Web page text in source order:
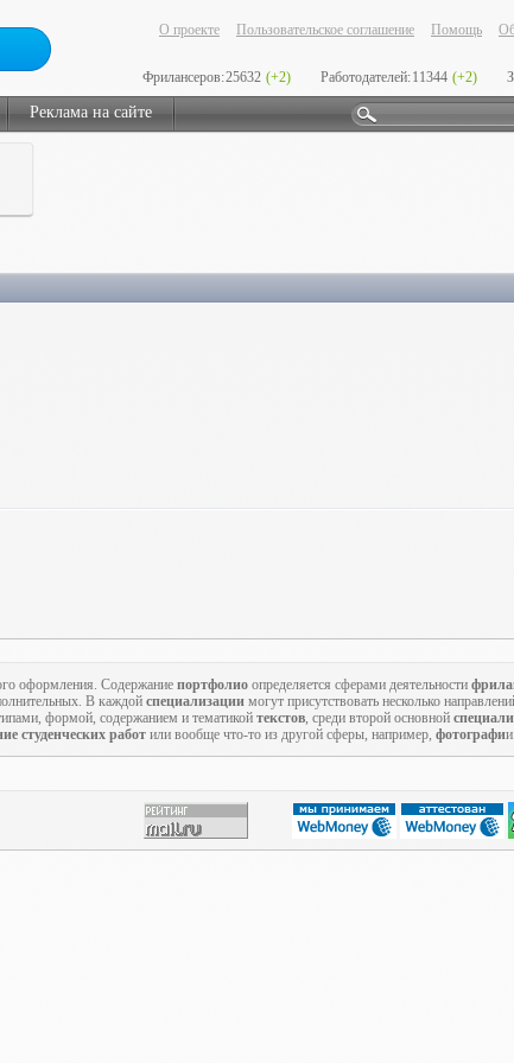
О проекте Пользовательское соглашение Помощь
Фрилансеров:25632 (+2) Работодателей:11344 (+2)
Реклама на сайте
оформления. Содержание портфолио определяется сферами деятельности
В каждой специализации могут присутствовать несколько
формой, содержанием и тематикой текстов, среди второй основной
студенческих работ или вообще что-то из другой сферы, например, фотографии.